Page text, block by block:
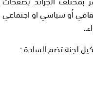
أو سياسي او اجتماعي
لجنة تضم السادة :